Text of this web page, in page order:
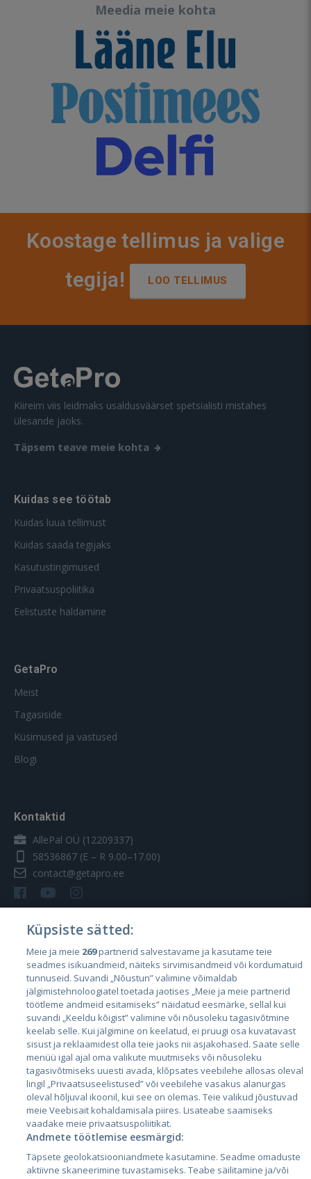
Meedia meie kohta
Koostage tellimus ja valige
tegija!
LOO TELLIMUS
Kiireim viis leidmaks usaldusväärset spetsialisti mistahes
ülesande jaoks.
Täpsem teave meie kohta
Kuidas see töötab
Kuidas luua tellimust
Kuidas saada tegijaks
Kasutustingimused
Privaatsuspoliitika
Eelistuste haldamine
GetaPro
Meist
Tagasiside
Küsimused ja vastused
Blogi
Kontaktid
AllePal OÜ (12209337)
58536867 (E – R 9.00–17.00)
contact@getapro.ee
Riigid
Eesti
Läti
Leedu
City24.lv
City24.ee
CVbankas.lt
Kainos.lt
Küpsiste sätted:
Meie ja meie 269partnerid salvestavame ja kasutame teie
seadmes isikuandmeid, näiteks sirvimisandmeid või kordumatuid
tunnuseid. Suvandi „Nõustun” valimine võimaldab
jälgimistehnoloogiatel toetada jaotises „Meie ja meie partnerid
töötleme andmeid esitamiseks” näidatud eesmärke, sellal kui
suvandi „Keeldu kõigist” valimine või nõusoleku tagasivõtmine
keelab selle. Kui jälgimine on keelatud, ei pruugi osa kuvatavast
sisust ja reklaamidest olla teie jaoks nii asjakohased. Saate selle
menüü igal ajal oma valikute muutmiseks või nõusoleku
tagasivõtmiseks uuesti avada, klõpsates veebilehe allosas oleval
lingil „Privaatsuseelistused” või veebilehe vasakus alanurgas
oleval hõljuval ikoonil, kui see on olemas. Teie valikud jõustuvad
meie Veebisait kohaldamisala piires. Lisateabe saamiseks
vaadake meie privaatsuspoliitikat.
Andmete töötlemise eesmärgid:
Täpsete geolokatsiooniandmete kasutamine. Seadme omaduste
aktiivne skaneerimine tuvastamiseks. Teabe säilitamine ja/või